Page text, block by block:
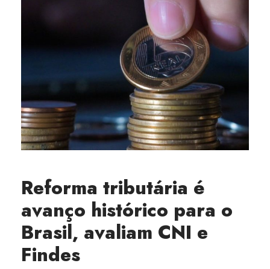
Reforma tributária é
avanço histórico para o
Brasil, avaliam CNI e
Findes